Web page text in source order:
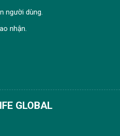
người dùng.
nhận.
GLOBAL